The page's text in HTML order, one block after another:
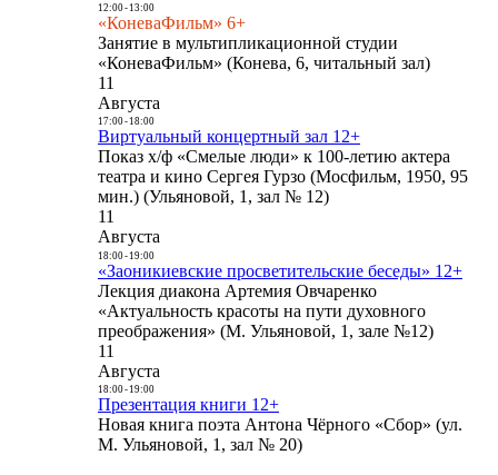
12:00- 13:00
«КоневаФильм» 6+
Занятие в мультипликационной студии
«КоневаФильм» (Конева, 6, читальный зал)
11
Августа
17:00- 18:00
Виртуальный концертный зал 12+
Показ х/ф «Смелые люди» к 100-летию актера
театра и кино Сергея Гурзо (Мосфильм, 1950, 95
мин.) (Ульяновой, 1, зал № 12)
11
Августа
18:00- 19:00
«Заоникиевские просветительские беседы» 12+
Лекция диакона Артемия Овчаренко
«Актуальность красоты на пути духовного
преображения» (М. Ульяновой, 1, зале №12)
11
Августа
18:00- 19:00
Презентация книги 12+
Новая книга поэта Антона Чёрного «Сбор» (ул.
М. Ульяновой, 1, зал № 20)